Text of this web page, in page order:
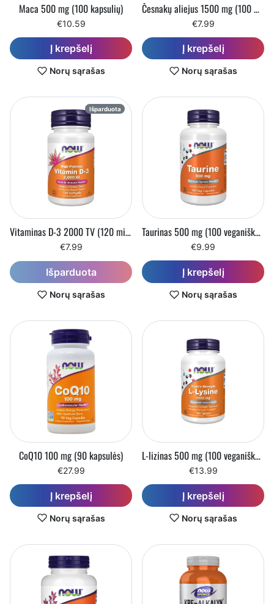
Maca 500 mg (100 kapsulių)
€10.59
Į krepšelį
Norų sąrašas
Česnakų aliejus 1500 mg (100 minkštųjų tablečių)
€7.99
Į krepšelį
Norų sąrašas
Išparduota
Vitaminas D-3 2000 TV (120 minkštųjų kapsulių)
€7.99
Išparduota
Norų sąrašas
Taurinas 500 mg (100 veganiškų kapsulių)
€9.99
Į krepšelį
Norų sąrašas
CoQ10 100 mg (90 kapsulės)
€27.99
Į krepšelį
Norų sąrašas
L-lizinas 500 mg (100 veganiškų kapsulių)
€13.99
Į krepšelį
Norų sąrašas